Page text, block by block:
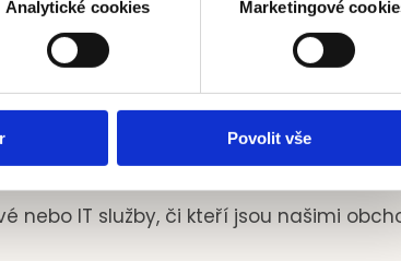
Analytické cookies Marketingové
Povolit vše
nebo IT služby, či kteří jsou našimi